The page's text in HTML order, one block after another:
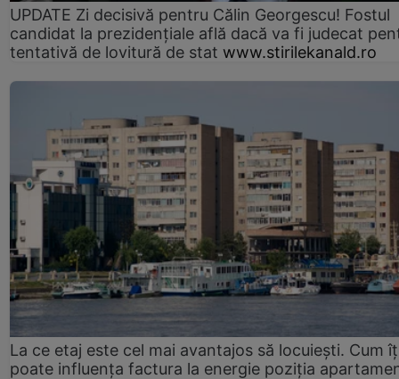
UPDATE Zi decisivă pentru Călin Georgescu! Fostul
candidat la prezidențiale află dacă va fi judecat
tentativă de lovitură de stat www.stirilekanald.ro
La ce etaj este cel mai avantajos să locuiești. Cum
poate influența factura la energie poziția